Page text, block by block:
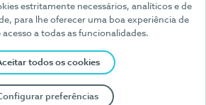
estritamente necessários, analíticos e de
para lhe oferecer uma boa experiência de
acesso a todas as funcionalidades.
todos os cookies
preferências